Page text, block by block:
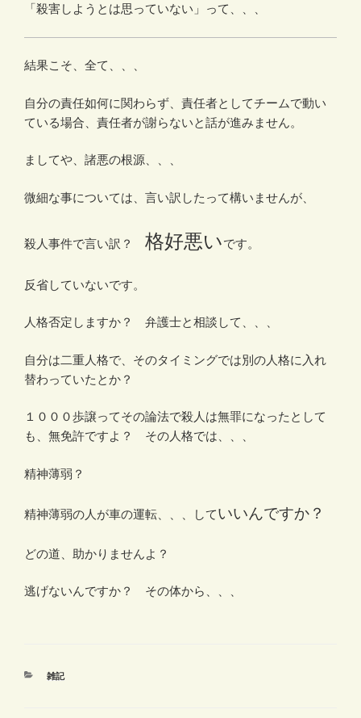
「殺害しようとは思っていない」って、、、
結果こそ、全て、、、
自分の責任如何に関わらず、責任者としてチームで動い
ている場合、責任者が謝らないと話が進みません。
ましてや、諸悪の根源、、、
微細な事については、言い訳したって構いませんが、
殺人事件で言い訳？ 格好悪いです。
反省していないです。
人格否定しますか？ 弁護士と相談して、、、
自分は二重人格で、そのタイミングでは別の人格に入れ
替わっていたとか？
１０００歩譲ってその論法で殺人は無罪になったとして
も、無免許ですよ？ その人格では、、、
精神薄弱？
精神薄弱の人が車の運転、、、していいんですか？
どの道、助かりませんよ？
逃げないんですか？ その体から、、、
カ
雑記